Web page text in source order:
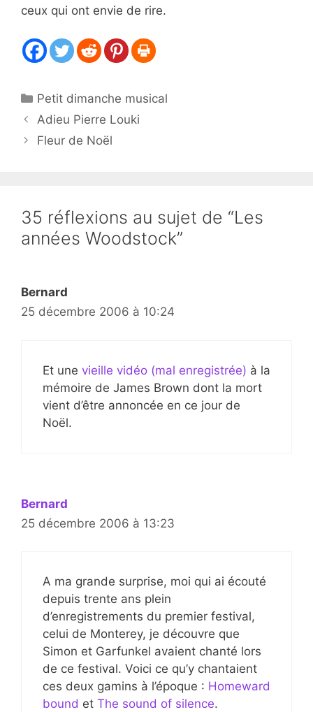
ceux qui ont envie de rire.
Catégories
Petit dimanche musical
Adieu Pierre Louki
Fleur de Noël
35 réflexions au sujet de “Les
années Woodstock”
Bernard
25 décembre 2006 à 10:24
Et une vieille vidéo (mal enregistrée) à la
mémoire de James Brown dont la mort
vient d’être annoncée en ce jour de
Noël.
Bernard
25 décembre 2006 à 13:23
A ma grande surprise, moi qui ai écouté
depuis trente ans plein
d’enregistrements du premier festival,
celui de Monterey, je découvre que
Simon et Garfunkel avaient chanté lors
de ce festival. Voici ce qu’y chantaient
ces deux gamins à l’époque : Homeward
bound et The sound of silence.